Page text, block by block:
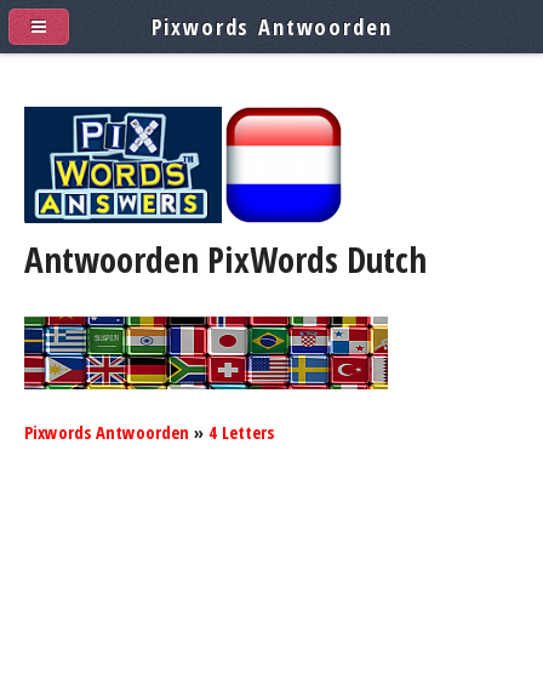
Antwoorden PixWords Dutch
Pixwords Antwoorden » 4 Letters
Pixwords Antwoorden